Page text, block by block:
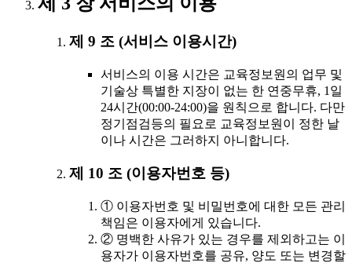
제 9 조 (서비스 이용시간)
서비스의 이용 시간은 교육정보원의 업무 및
기술상 특별한 지장이 없는 한 연중무휴, 1일
24시간(00:00-24:00)을 원칙으로 합니다. 다만
정기점검등의 필요로 교육정보원이 정한 날
이나 시간은 그러하지 아니합니다.
제 10 조 (이용자번호 등)
① 이용자번호 및 비밀번호에 대한 모든 관리
책임은 이용자에게 있습니다.
② 명백한 사유가 있는 경우를 제외하고는 이
용자가 이용자번호를 공유, 양도 또는 변경할